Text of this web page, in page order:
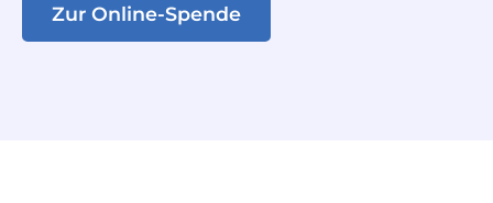
Zur Online-Spende